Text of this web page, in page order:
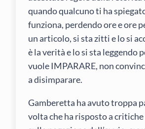
quando qualcuno ti ha
funziona, perdendo ore e ore
un articolo, si sta zitti e lo si
è la verità e lo si sta leggendo
vuole IMPARARE, non
a disimparare.
Gamberetta ha avuto troppa
volta che ha risposto a